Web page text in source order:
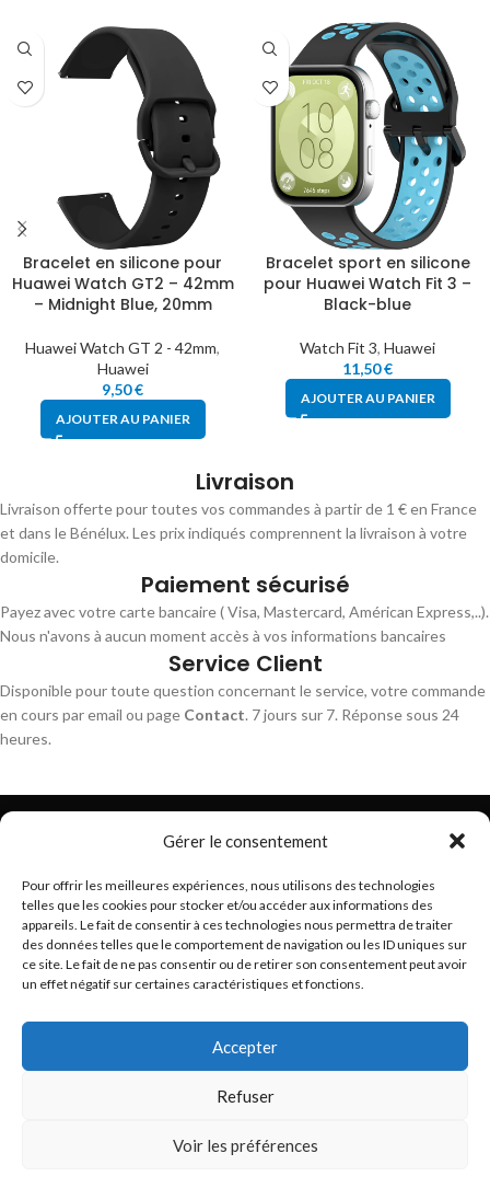
Gérer le consentement
Pour offrir les meilleures expériences, nous utilisons des technologies
telles que les cookies pour stocker et/ou accéder aux informations des
appareils. Le fait de consentir à ces technologies nous permettra de traiter
des données telles que le comportement de navigation ou les ID uniques sur
ce site. Le fait de ne pas consentir ou de retirer son consentement peut avoir
un effet négatif sur certaines caractéristiques et fonctions.
Accepter
Refuser
Voir les préférences
Bracelet en silicone pour
Huawei Watch GT2 – 42mm
– Midnight Blue, 20mm
Huawei Watch GT 2 - 42mm,
Huawei
9,50€
AJOUTER AU PANIER
Bracelet sport en silicone
pour Huawei Watch Fit 3 –
Black-blue
Watch Fit 3, Huawei
11,50€
AJOUTER AU PANIER
Livraison
Livraison offerte pour toutes vos commandes à partir de 1 € en France
et dans le Bénélux. Les prix indiqués comprennent la livraison à votre
domicile.
Paiement sécurisé
Payez avec votre carte bancaire ( Visa, Mastercard, Américan Express,..).
Nous n'avons à aucun moment accès à vos informations bancaires
Service Client
Disponible pour toute question concernant le service, votre commande
en cours par email ou page Contact. 7 jours sur 7. Réponse sous 24
heures.
Trouvez les meilleurs bracelets de montres connectés
hello@braceletsmartwatch.com
BRACELETS DE MONTRES CONNECTÉES EN EUROPE
VOUS ET BRACELETSMARTWATCH
INFORMATIONS
BraceletSmartWatch